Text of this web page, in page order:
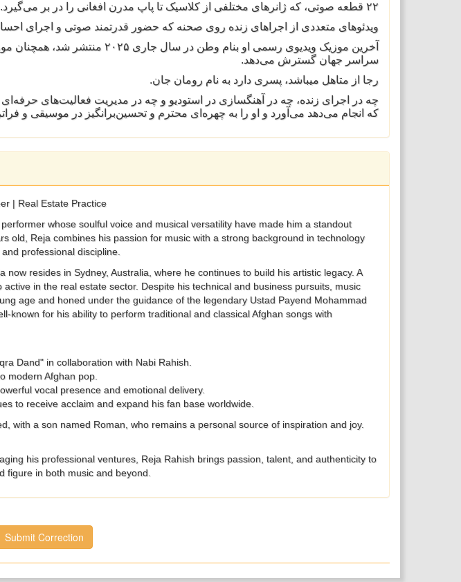
۲۲ قطعه صوتی، که ژانرهای مختلفی از کلاسیک تا پاپ مدرن افغانی را در بر می‌گیرد.
ویدئوهای متعددی از اجراهای زنده روی صحنه که حضور قدرتمند صوتی و اجرای
آخرین موزیک ویدیوی رسمی او بنام وطن
سراسر جهان گسترش می‌دهد.
رجا از متاهل میباشد، پسری دارد به نام رومان جان.
چه در اجرای زنده، چه در آهنگسازی در استودیو و چه در مدیریت فعالیت‌های
که انجام می‌دهد می‌آورد و او را به چهره‌ای محترم و تحسین‌برانگیز در موسیقی و
| Real Estate Practice
whose soulful voice and musical versatility have made him a standout
old, Reja combines his passion for music with a strong background in technology
professional discipline.
resides in Sydney, Australia, where he continues to build his artistic legacy. A
in the real estate sector. Despite his technical and business pursuits, music
age and honed under the guidance of the legendary Ustad Payend Mohammad
known for his ability to perform traditional and classical Afghan songs with
Dand" in collaboration with Nabi Rahish.
modern Afghan pop.
vocal presence and emotional delivery.
to receive acclaim and expand his fan base worldwide.
with a son named Roman, who remains a personal source of inspiration and joy.
his professional ventures, Reja Rahish brings passion, talent, and authenticity to
in both music and beyond.
Submit Correction